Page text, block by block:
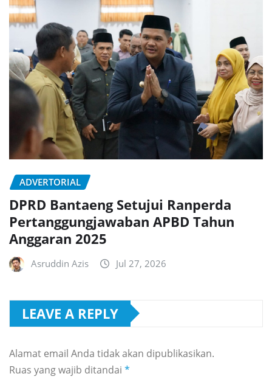
ADVERTORIAL
DPRD Bantaeng Setujui Ranperda
Pertanggungjawaban APBD Tahun
Anggaran 2025
Asruddin Azis Jul 27, 2026
LEAVE A REPLY
Alamat email Anda tidak akan dipublikasikan.
Ruas yang wajib ditandai *